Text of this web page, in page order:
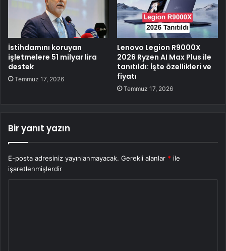
İstihdamını koruyan
işletmelere 51 milyar lira
destek
Temmuz 17, 2026
Lenovo Legion R9000X
2026 Ryzen AI Max Plus ile
tanıtıldı: İşte özellikleri ve
fiyatı
Temmuz 17, 2026
Bir yanıt yazın
E-posta adresiniz yayınlanmayacak. Gerekli alanlar * ile
işaretlenmişlerdir